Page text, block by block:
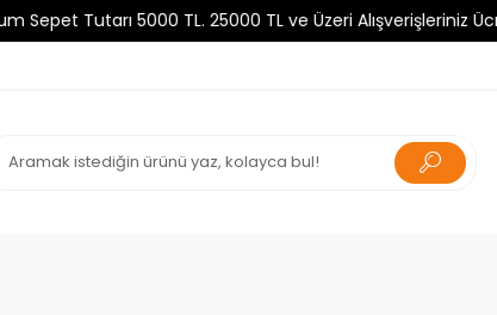
Tutarı 5000 TL. 25000 TL ve Üzeri Alışverişleriniz